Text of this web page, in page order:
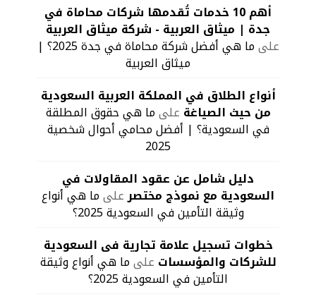
أهم 10 خدمات تُقدمها شركات محاماة في
جدة | ميثاق العربية - شركة ميثاق العربية
على ما هي أفضل شركة محاماة في جدة 2025؟ |
ميثاق العربية
أنواع الطلاق في المملكة العربية السعودية
من حيث الصياغة علىما هي حقوق المطلقة
في السعودية؟ | أفضل محامي أحوال شخصية
2025
دليل شامل عن عقود المقاولات في
السعودية مع نموذج مختصرعلىما هي أنواع
وثيقة التأمين في السعودية 2025؟
خطوات تسجيل علامة تجارية فى السعودية
للشركات والمؤسسات علىما هي أنواع وثيقة
التأمين في السعودية 2025؟